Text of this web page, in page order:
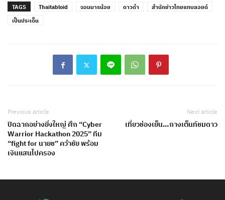
TAGS Thaitabloid จอมมารน้อย ดาวดำ
สำนักข่าวไทยแทบลอยด์
เป็นประเด็น
Previous article
ปิดฉากอย่างยิ่งใหญ่ ศึก “Cyber
Warrior Hackathon 2025” ทีม
“fight for นายช” คว้าชัย พร้อม
เงินแสนไปครอง
Next article
เที่ยวช่องเย็น…กางเต็นท์ชมดาว